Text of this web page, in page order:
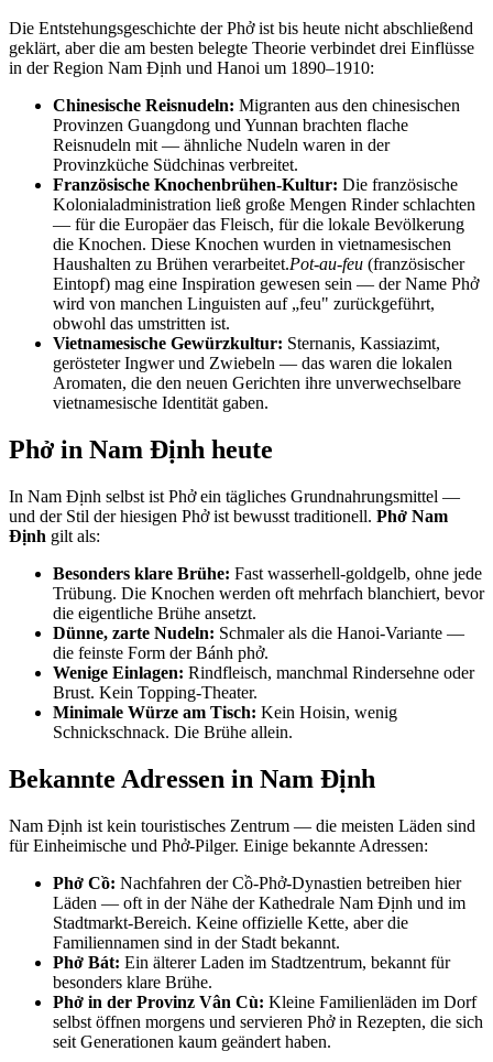
Die Entstehungsgeschichte der Phở ist bis heute nicht abschließend
geklärt, aber die am besten belegte Theorie verbindet drei Einflüsse
in der Region Nam Định und Hanoi um 1890–1910:
Chinesische Reisnudeln: Migranten aus den chinesischen
Provinzen Guangdong und Yunnan brachten flache
Reisnudeln mit — ähnliche Nudeln waren in der
Provinzküche Südchinas verbreitet.
Französische Knochenbrühen-Kultur: Die französische
Kolonialadministration ließ große Mengen Rinder schlachten
— für die Europäer das Fleisch, für die lokale Bevölkerung
die Knochen. Diese Knochen wurden in vietnamesischen
Haushalten zu Brühen verarbeitet.Pot-au-feu (französischer
Eintopf) mag eine Inspiration gewesen sein — der Name Phở
wird von manchen Linguisten auf „feu" zurückgeführt,
obwohl das umstritten ist.
Vietnamesische Gewürzkultur: Sternanis, Kassiazimt,
gerösteter Ingwer und Zwiebeln — das waren die lokalen
Aromaten, die den neuen Gerichten ihre unverwechselbare
vietnamesische Identität gaben.
Phở in Nam Định heute
In Nam Định selbst ist Phở ein tägliches Grundnahrungsmittel —
und der Stil der hiesigen Phở ist bewusst traditionell. Phở Nam
Định gilt als:
Besonders klare Brühe: Fast wasserhell-goldgelb, ohne jede
Trübung. Die Knochen werden oft mehrfach blanchiert, bevor
die eigentliche Brühe ansetzt.
Dünne, zarte Nudeln: Schmaler als die Hanoi-Variante —
die feinste Form der Bánh phở.
Wenige Einlagen: Rindfleisch, manchmal Rindersehne oder
Brust. Kein Topping-Theater.
Minimale Würze am Tisch: Kein Hoisin, wenig
Schnickschnack. Die Brühe allein.
Bekannte Adressen in Nam Định
Nam Định ist kein touristisches Zentrum — die meisten Läden sind
für Einheimische und Phở-Pilger. Einige bekannte Adressen:
Phở Cồ: Nachfahren der Cồ-Phở-Dynastien betreiben hier
Läden — oft in der Nähe der Kathedrale Nam Định und im
Stadtmarkt-Bereich. Keine offizielle Kette, aber die
Familiennamen sind in der Stadt bekannt.
Phở Bát: Ein älterer Laden im Stadtzentrum, bekannt für
besonders klare Brühe.
Phở in der Provinz Vân Cù: Kleine Familienläden im Dorf
selbst öffnen morgens und servieren Phở in Rezepten, die sich
seit Generationen kaum geändert haben.